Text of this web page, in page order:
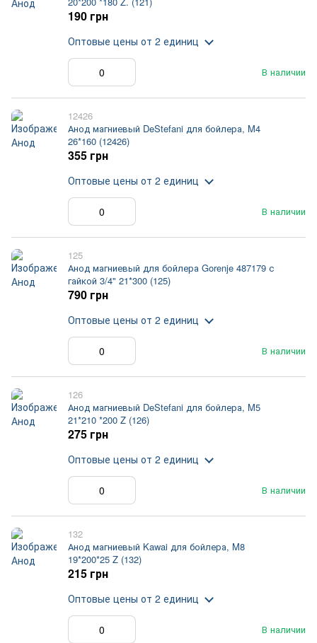
В наличии
190 грн
Оптовые цены от 2 единиц
12426
Анод магниевый DeStefani для бойлера, M4
26*160 (12426)
В наличии
355 грн
Оптовые цены от 2 единиц
125
Анод магниевый для бойлера Gorenje 487179 с
гайкой 3/4" 21*300 (125)
В наличии
790 грн
Оптовые цены от 2 единиц
126
Анод магниевый DeStefani для бойлера, M5
21*210 *200 Z (126)
В наличии
275 грн
Оптовые цены от 2 единиц
132
Анод магниевый Kawai для бойлера, M8
19*200*25 Z (132)
В наличии
215 грн
Оптовые цены от 2 единиц